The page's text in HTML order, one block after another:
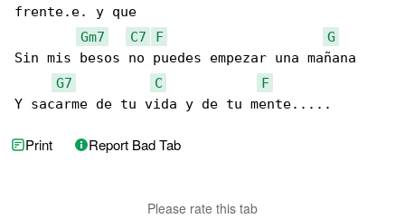
frente.e. y que
Gm7
C7 F
G
Sin mis besos no puedes empezar una mañana
G7
C
F
Y sacarme de tu vida y de tu mente.....
Print Report Bad Tab
Please rate this tab